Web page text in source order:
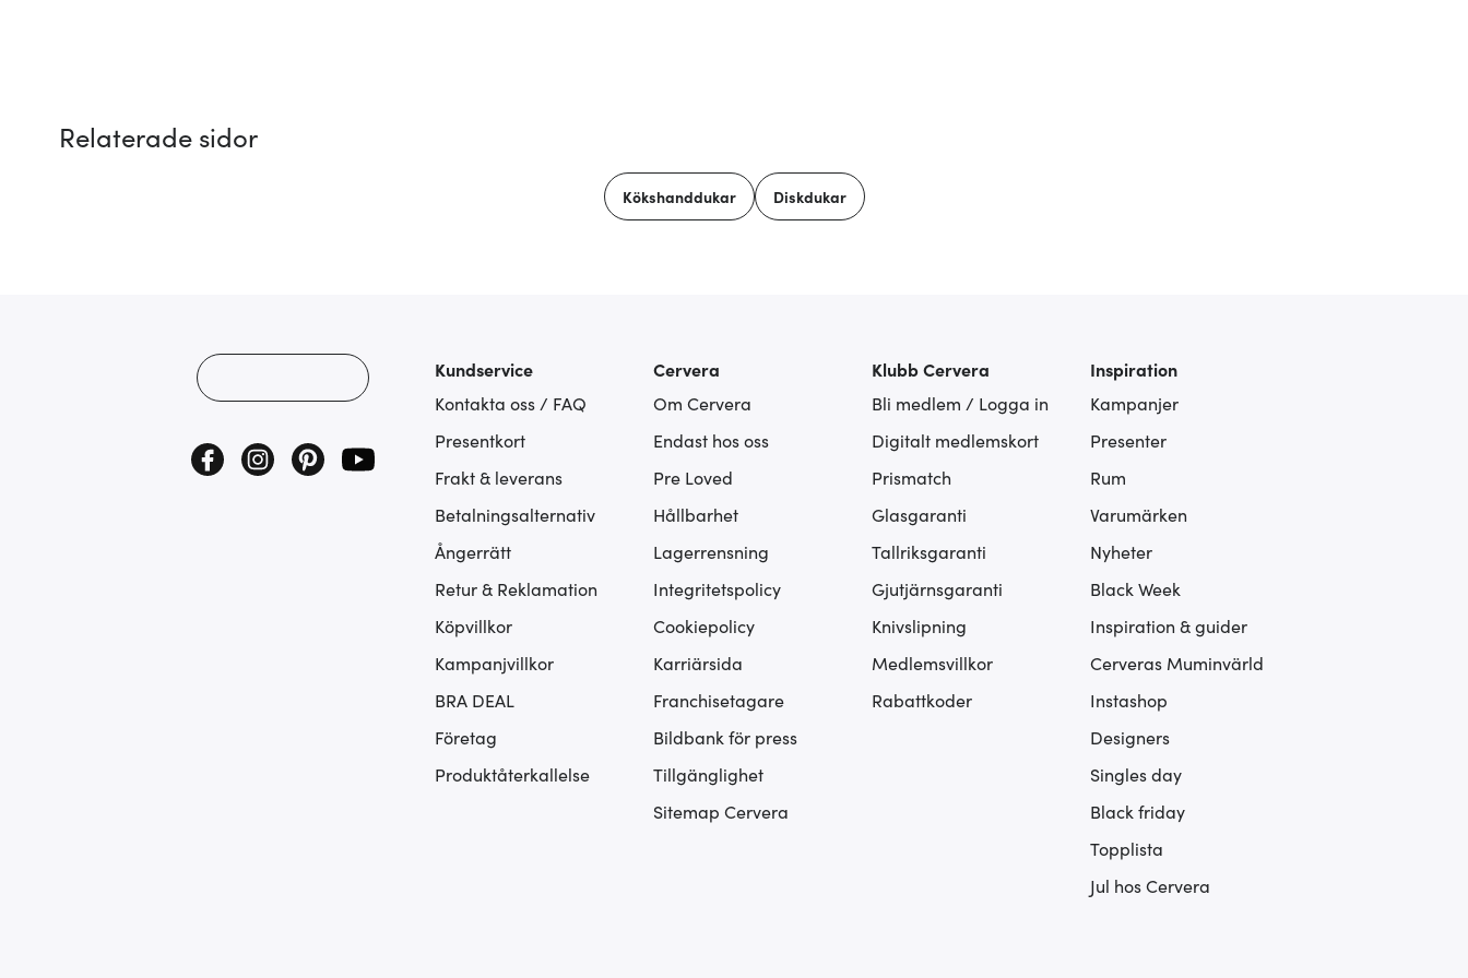
Relaterade sidor
Kökshanddukar Diskdukar
Kundservice
Kontakta oss / FAQ
Presentkort
Frakt & leverans
Betalningsalternativ
Ångerrätt
Retur & Reklamation
Köpvillkor
Kampanjvillkor
BRA DEAL
Företag
Produktåterkallelse
Cervera
Om Cervera
Endast hos oss
Pre Loved
Hållbarhet
Lagerrensning
Integritetspolicy
Cookiepolicy
Karriärsida
Franchisetagare
Bildbank för press
Tillgänglighet
Sitemap Cervera
Klubb Cervera
Bli medlem / Logga in
Digitalt medlemskort
Prismatch
Glasgaranti
Tallriksgaranti
Gjutjärnsgaranti
Knivslipning
Medlemsvillkor
Rabattkoder
Inspiration
Kampanjer
Presenter
Rum
Varumärken
Nyheter
Black Week
Inspiration & guider
Cerveras Muminvärld
Instashop
Designers
Singles day
Black friday
Topplista
Jul hos Cervera